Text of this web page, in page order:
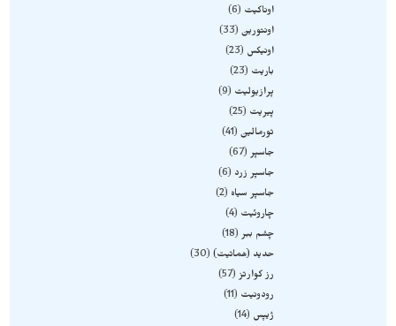
اوناکیت
6
اونتورین 33
اونیکس
23
باریت
23
پرازیولیت
9
پیریت
25
تورمالین 41
جاسپر 67
جاسپر زرد
6
جاسپر سیاه
2
چاروئیت
4
چشم ببر 18
حدید (هماتیت) 30
رز کوارتز 57
رودونیت
11
ژیپس
14